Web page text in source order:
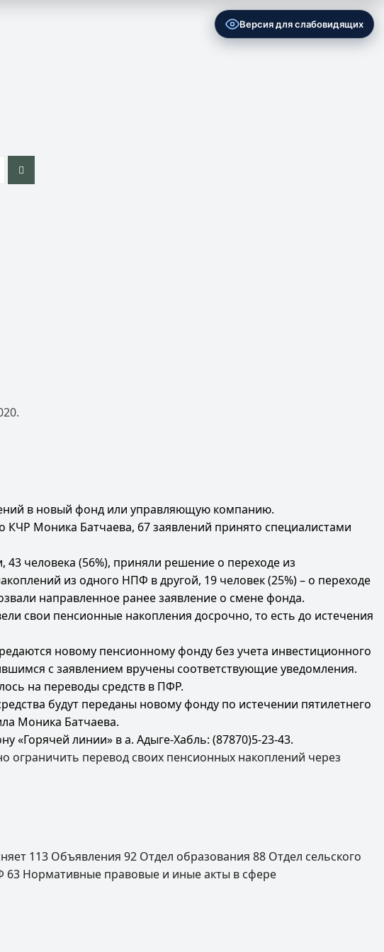
в новый фонд или управляющую компанию.
КЧР Моника Батчаева, 67 заявлений принято специалистами
человека (56%), приняли решение о переходе из
из одного НПФ в другой, 19 человек (25%) – о переходе
направленное ранее заявление о смене фонда.
свои пенсионные накопления досрочно, то есть до истечения
новому пенсионному фонду без учета инвестиционного
с заявлением вручены соответствующие уведомления.
на переводы средств в ПФР.
будут переданы новому фонду по истечении пятилетнего
Моника Батчаева.
линии» в а. Адыге-Хабль: (87870)5-23-43.
ограничить перевод своих пенсионных накоплений через
113 Объявления92 Отдел образования88 Отдел сельского
63 Нормативные правовые и иные акты в сфере
Версия для слабовидящих